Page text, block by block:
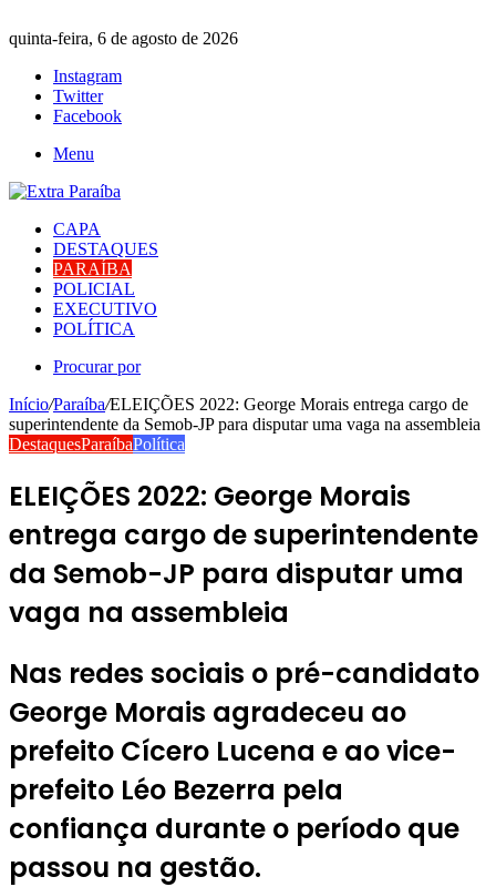
quinta-feira, 6 de agosto de 2026
Instagram
Twitter
Facebook
Menu
CAPA
DESTAQUES
PARAÍBA
POLICIAL
EXECUTIVO
POLÍTICA
Procurar por
Início/Paraíba/ELEIÇÕES 2022: George Morais entrega cargo de
superintendente da Semob-JP para disputar uma vaga na assembleia
DestaquesParaíbaPolítica
ELEIÇÕES 2022: George Morais
entrega cargo de superintendente
da Semob-JP para disputar uma
vaga na assembleia
Nas redes sociais o pré-candidato
George Morais agradeceu ao
prefeito Cícero Lucena e ao vice-
prefeito Léo Bezerra pela
confiança durante o período que
passou na gestão.